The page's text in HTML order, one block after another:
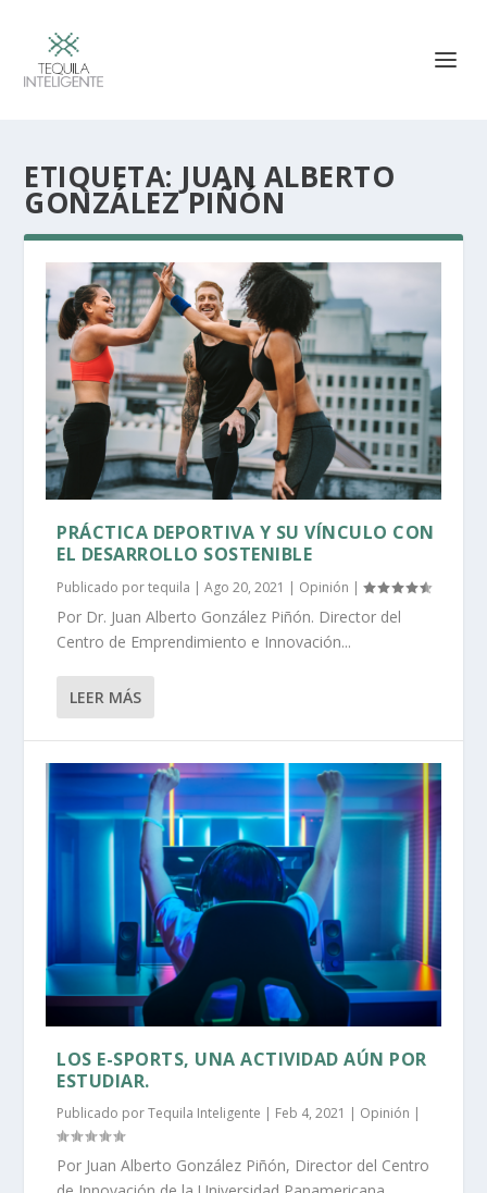
ETIQUETA: JUAN ALBERTO
GONZÁLEZ PIÑÓN
PRÁCTICA DEPORTIVA Y SU VÍNCULO CON
EL DESARROLLO SOSTENIBLE
Publicado portequila |Ago 20, 2021 | Opinión |
Por Dr. Juan Alberto González Piñón. Director del
Centro de Emprendimiento e Innovación...
LEER MÁS
LOS E-SPORTS, UNA ACTIVIDAD AÚN POR
ESTUDIAR.
Publicado porTequila Inteligente | Feb 4, 2021 | Opinión |
Por Juan Alberto González Piñón, Director del Centro